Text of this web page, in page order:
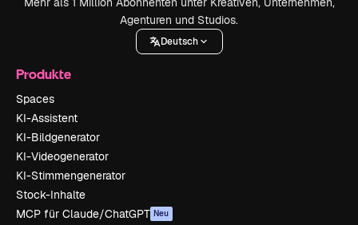
Agenturen und Studios.
Deutsch
Produkte
Spaces
KI-Assistent
KI-Bildgenerator
KI-Videogenerator
KI-Stimmengenerator
Stock-Inhalte
MCP für Claude/ChatGPT Neu